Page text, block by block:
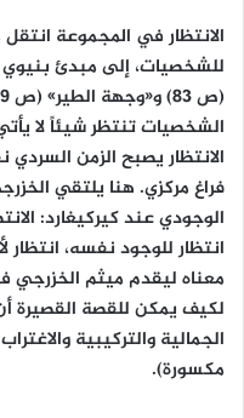
الانتظار في المجموعة
للشخصيات، إلى مبدئ
الشخصيات تنتظر شيئاً لا
الانتظار يصبح الزمن
فراغ مركزي. هنا يلتقي
الوجودي عند كيركيغارد:
انتظار للوجود نفسه،
معناه ليقدم ميثم الخزرجي
لكيف يمكن للقصة القصيرة
الجمالية والتركيبية
مكسورة).